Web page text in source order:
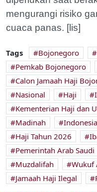
mengurangi risiko
cuaca panas. [lis]
Tags Bojonegoro
Pemkab Bojonegoro
Calon Jamaah Haji
Nasional
Haji
Kementerian Haji dan
Madinah
Indonesia
Haji Tahun 2026
Pemerintah Arab Saudi
Muzdalifah
Wukuf
Jamaah Haji Ilegal